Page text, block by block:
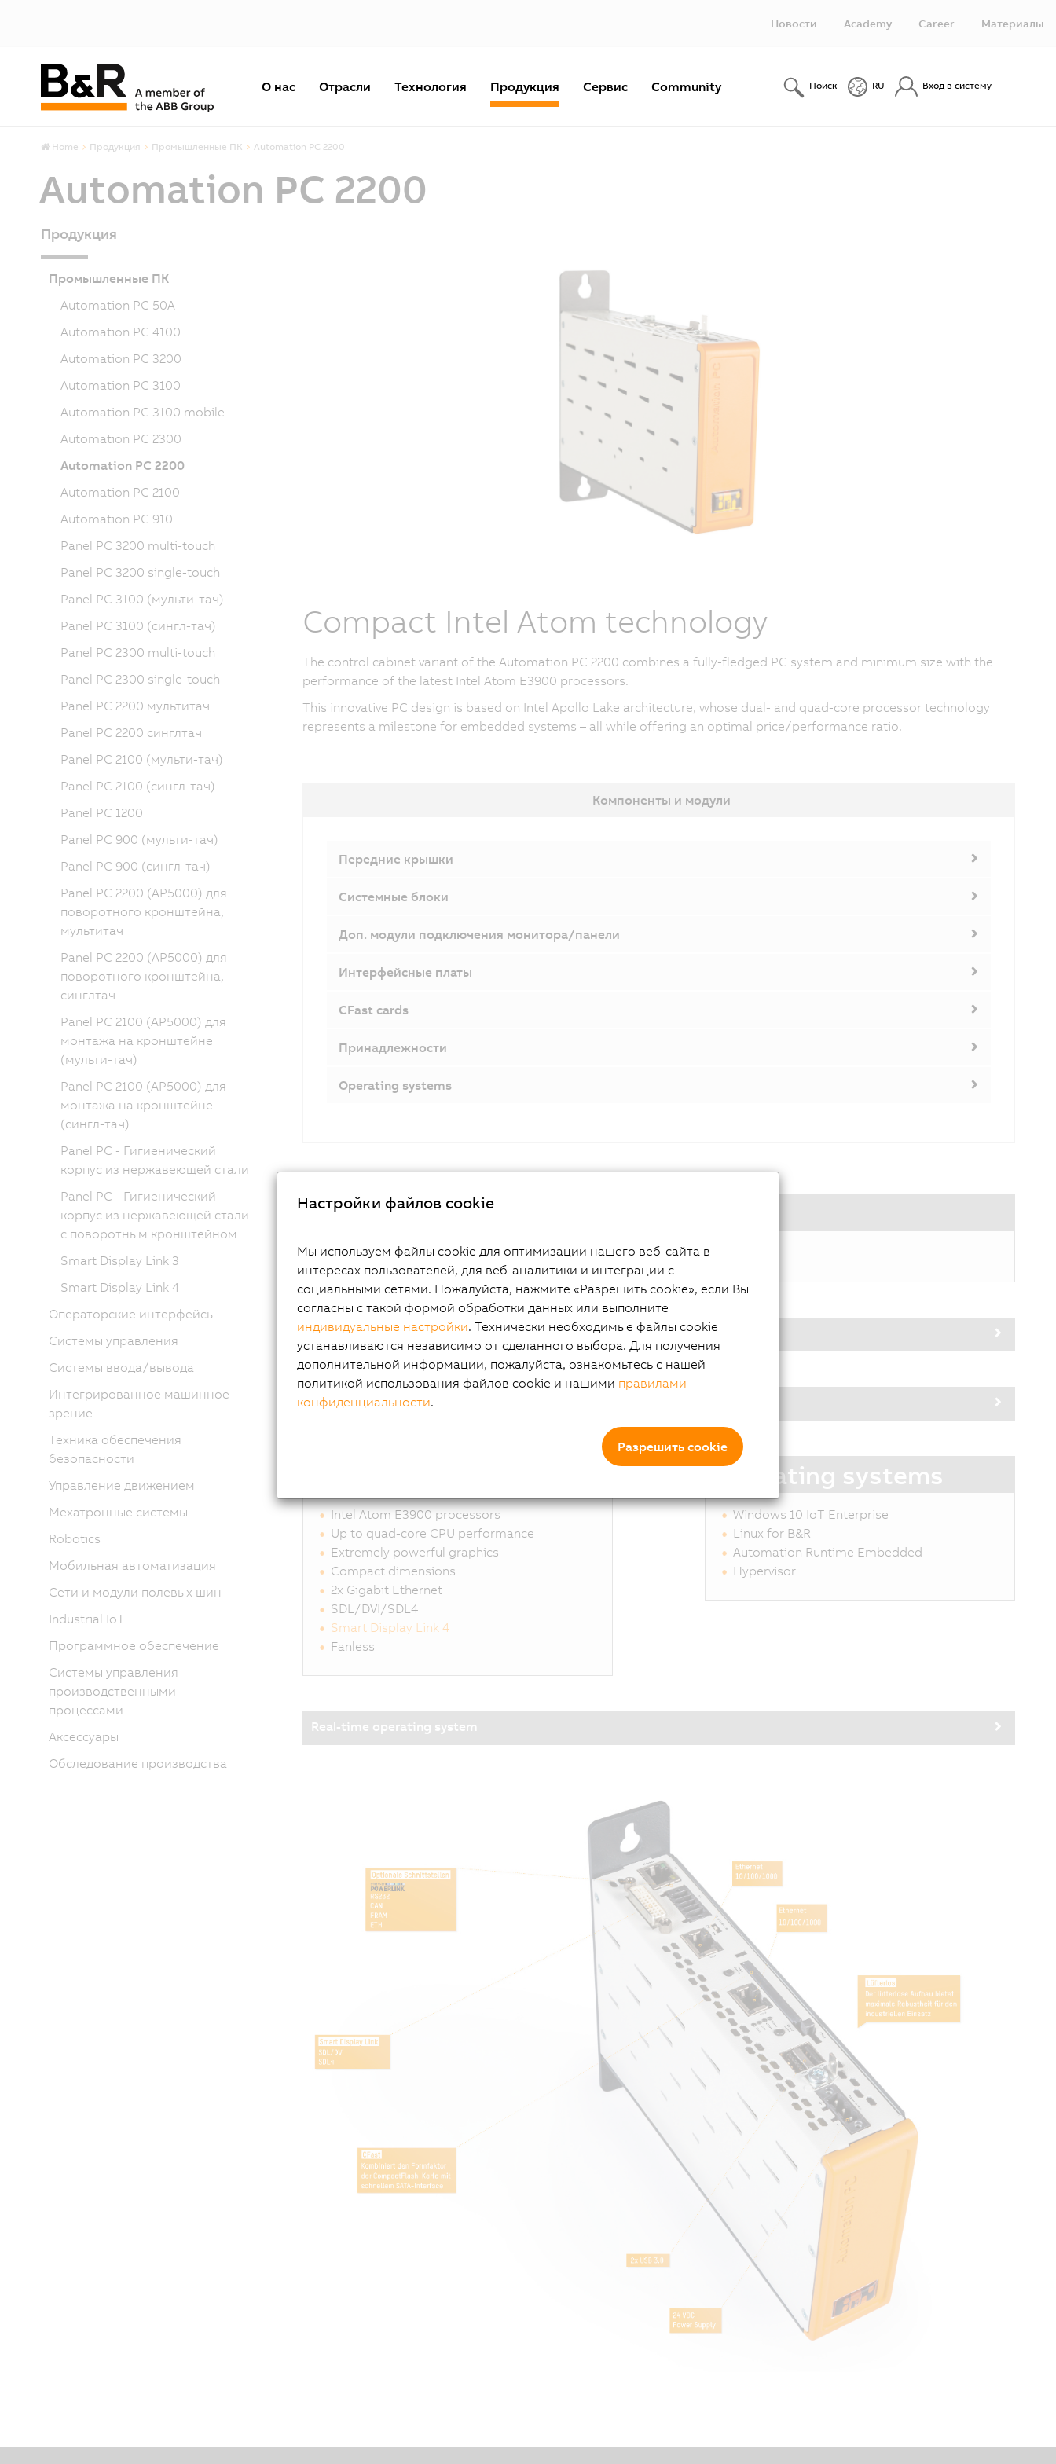
Новости Academy Career Материалы
О нас Отрасли Технология Продукция Сервис Community Поиск RU Вход в систему
Home Продукция Промышленные ПК Automation PC 2200
Automation PC 2200
Compact Intel Atom technology
The control cabinet variant of the Automation PC 2200 combines a fully-fledged PC system and minimum size with the
performance of the latest Intel Atom E3900 processors.
This innovative PC design is based on Intel Apollo Lake architecture, whose dual- and quad-core processor technology
represents a milestone for embedded systems – all while offering an optimal price/performance ratio.
Компоненты и модули
Передние крышки
Системные блоки
Доп. модули подключения монитора/панели
Интерфейсные платы
CFast cards
Принадлежности
Operating systems
Documentation
Automation PC 2200 user's manual
Communicative in all directions
Best graphics performance
Intel Atom E3900 processors
Up to quad-core CPU performance
Extremely powerful graphics
Compact dimensions
2x Gigabit Ethernet
SDL/DVI/SDL4
Smart Display Link 4
Fanless
Operating systems
Windows 10 IoT Enterprise
Linux for B&R
Automation Runtime Embedded
Hypervisor
Real-time operating system
Продукция
Промышленные ПК
Automation PC 50A
Automation PC 4100
Automation PC 3200
Automation PC 3100
Automation PC 3100 mobile
Automation PC 2300
Automation PC 2200
Automation PC 2100
Automation PC 910
Panel PC 3200 multi-touch
Panel PC 3200 single-touch
Panel PC 3100 (мульти-тач)
Panel PC 3100 (сингл-тач)
Panel PC 2300 multi-touch
Panel PC 2300 single-touch
Panel PC 2200 мультитач
Panel PC 2200 синглтач
Panel PC 2100 (мульти-тач)
Panel PC 2100 (сингл-тач)
Panel PC 1200
Panel PC 900 (мульти-тач)
Panel PC 900 (сингл-тач)
Panel PC 2200 (AP5000) для
поворотного кронштейна,
мультитач
Panel PC 2200 (AP5000) для
поворотного кронштейна,
синглтач
Panel PC 2100 (AP5000) для
монтажа на кронштейне
(мульти-тач)
Panel PC 2100 (AP5000) для
монтажа на кронштейне
(сингл-тач)
Panel PC - Гигиенический
корпус из нержавеющей стали
Panel PC - Гигиенический
корпус из нержавеющей стали
с поворотным кронштейном
Smart Display Link 3
Smart Display Link 4
Операторские интерфейсы
Системы управления
Системы ввода/вывода
Интегрированное машинное
зрение
Техника обеспечения
безопасности
Управление движением
Мехатронные системы
Robotics
Мобильная автоматизация
Сети и модули полевых шин
Industrial IoT
Программное обеспечение
Системы управления
производственными
процессами
Аксессуары
Обследование производства
Настройки файлов cookie
Мы используем файлы cookie для оптимизации нашего веб-сайта в
интересах пользователей, для веб-аналитики и интеграции с
социальными сетями. Пожалуйста, нажмите «Разрешить cookie», если Вы
согласны с такой формой обработки данных или выполните
индивидуальные настройки. Технически необходимые файлы cookie
устанавливаются независимо от сделанного выбора. Для получения
дополнительной информации, пожалуйста, ознакомьтесь с нашей
политикой использования файлов cookie и нашими правилами
конфиденциальности.
Разрешить cookie